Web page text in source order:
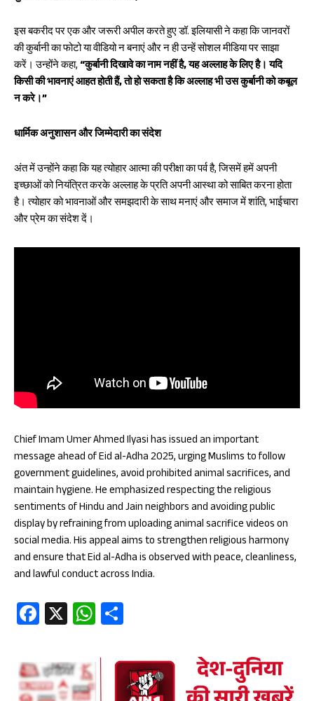
इस बकरीद पर एक और जरूरी अपील करते हुए डॉ. इलियासी ने कहा कि जानवरों
की कुर्बानी का फोटो या वीडियो न बनाएं और न ही उन्हें सोशल मीडिया पर साझा
करें। उन्होंने कहा, “कुर्बानी दिखावे का नाम नहीं है, यह अल्लाह के लिए है। यदि
किसी की भावनाएं आहत होती हैं, तो हो सकता है कि अल्लाह भी उस कुर्बानी को कबूल
न करे।”
धार्मिक अनुशासन और जिम्मेदारी का संदेश
अंत में उन्होंने कहा कि यह त्योहार आत्मा की परीक्षा का पर्व है, जिसमें हमें अपनी
इच्छाओं को नियंत्रित करके अल्लाह के प्रति अपनी आस्था को साबित करना होता
है। त्योहार को भावनाओं और समझदारी के साथ मनाएं और समाज में शांति, भाईचारा
और प्रेम का संदेश दें।
Chief Imam Umer Ahmed Ilyasi has issued an important
message ahead of Eid al-Adha 2025, urging Muslims to follow
government guidelines, avoid prohibited animal sacrifices, and
maintain hygiene. He emphasized respecting the religious
sentiments of Hindu and Jain neighbors and avoiding public
display by refraining from uploading animal sacrifice videos on
social media. His appeal aims to strengthen religious harmony
and ensure that Eid al-Adha is observed with peace, cleanliness,
and lawful conduct across India.
Fa
ce
b
oo
X W
ha
ts
A
re